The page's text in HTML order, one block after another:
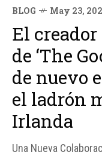
BLOG May 23,
El
de ‘The
de nuevo
el ladrón
Irlanda
Una Nueva